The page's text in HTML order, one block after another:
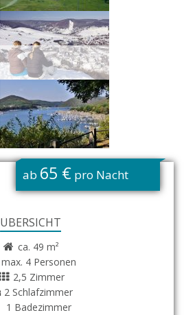
ab 65 € pro Nacht
ÜBERSICHT
ca. 49 m²
max. 4 Personen
2,5 Zimmer
2 Schlafzimmer
1 Badezimmer